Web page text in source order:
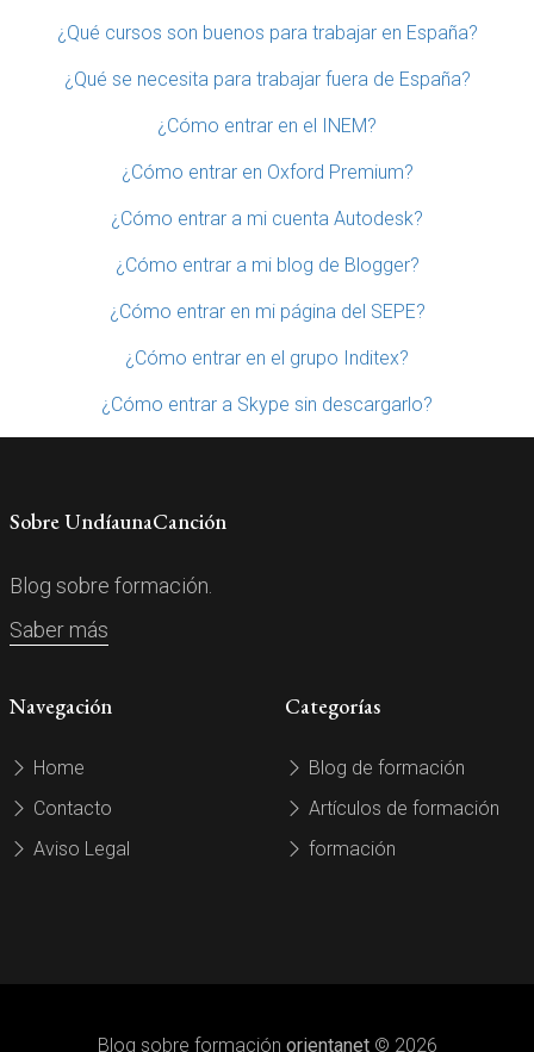
¿Qué cursos son buenos para trabajar en España?
¿Qué se necesita para trabajar fuera de España?
¿Cómo entrar en el INEM?
¿Cómo entrar en Oxford Premium?
¿Cómo entrar a mi cuenta Autodesk?
¿Cómo entrar a mi blog de Blogger?
¿Cómo entrar en mi página del SEPE?
¿Cómo entrar en el grupo Inditex?
¿Cómo entrar a Skype sin descargarlo?
Sobre UndíaunaCanción
Blog sobre formación.
Saber más
Navegación
Home
Contacto
Aviso Legal
Categorías
Blog de formación
Artículos de formación
formación
Blog sobre formación orientanet© 2026